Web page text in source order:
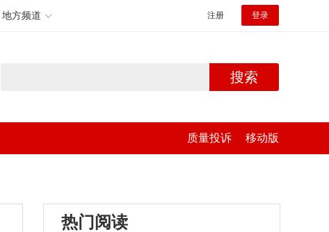
地方频道 注册 登录
搜索
质量投诉 移动版
热门阅读